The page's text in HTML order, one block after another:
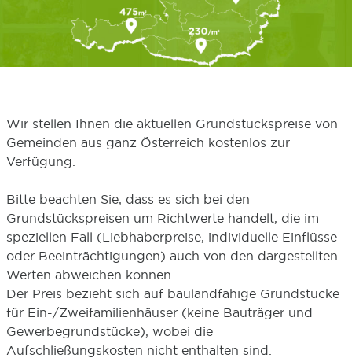
Wir stellen Ihnen die aktuellen Grundstückspreise von
Gemeinden aus ganz Österreich kostenlos zur
Verfügung.
Bitte beachten Sie, dass es sich bei den
Grundstückspreisen um Richtwerte handelt, die im
speziellen Fall (Liebhaberpreise, individuelle Einflüsse
oder Beeinträchtigungen) auch von den dargestellten
Werten abweichen können.
Der Preis bezieht sich auf baulandfähige Grundstücke
für Ein-/Zweifamilienhäuser (keine Bauträger und
Gewerbegrundstücke), wobei die
Aufschließungskosten nicht enthalten sind.